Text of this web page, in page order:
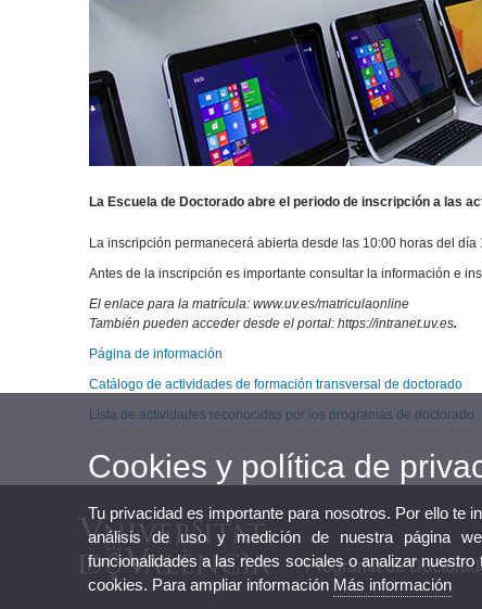
La Escuela de Doctorado abre el periodo de inscripción a las
La inscripción permanecerá abierta desde las 10:00 horas del
Antes de la inscripción es importante consultar la información e
El enlace para la matrícula: www.uv.es/matriculaonline
También pueden acceder desde el portal: https://intranet.uv.es.
Página de información
Catálogo de actividades de formación transversal de doctorado
Lista de actividades reconocidas por los programas de doctorado
Programa de
Cookies y política de
Tu privacidad es importante para nosotros. Por ello te
análisis de uso y medición de nuestra página
funcionalidades a las redes sociales o analizar
cookies. Para ampliar información Más información